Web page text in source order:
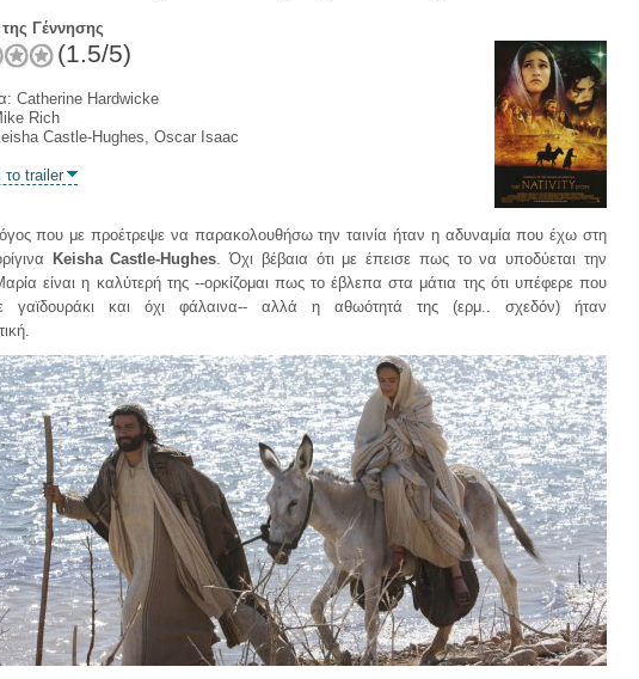
της Γέννησης
(1.5/5)
Catherine Hardwicke
Rich
Castle-Hughes, Oscar Isaac
trailer
που με προέτρεψε να παρακολουθήσω την ταινία ήταν η αδυναμία που έχω στη
Keisha Castle-Hughes. Όχι βέβαια ότι με έπεισε πως το να υποδύεται την
είναι η καλύτερή της --ορκίζομαι πως το έβλεπα στα μάτια της ότι υπέφερε που
γαϊδουράκι και όχι φάλαινα-- αλλά η αθωότητά της (ερμ.. σχεδόν) ήταν